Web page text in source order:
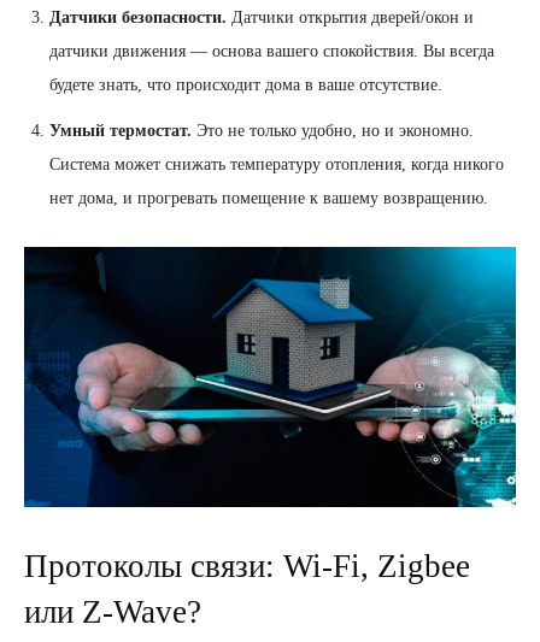
Датчики безопасности. Датчики открытия дверей/окон и
датчики движения — основа вашего спокойствия. Вы всегда
будете знать, что происходит дома в ваше отсутствие.
Умный термостат. Это не только удобно, но и экономно.
Система может снижать температуру отопления, когда никого
нет дома, и прогревать помещение к вашему возвращению.
Протоколы связи: Wi-Fi, Zigbee
или Z-Wave?